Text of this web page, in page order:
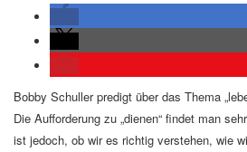
Bobby Schuller predigt über das Thema
Die Aufforderung zu „dienen“ findet man
ist jedoch, ob wir es richtig verstehen, wie